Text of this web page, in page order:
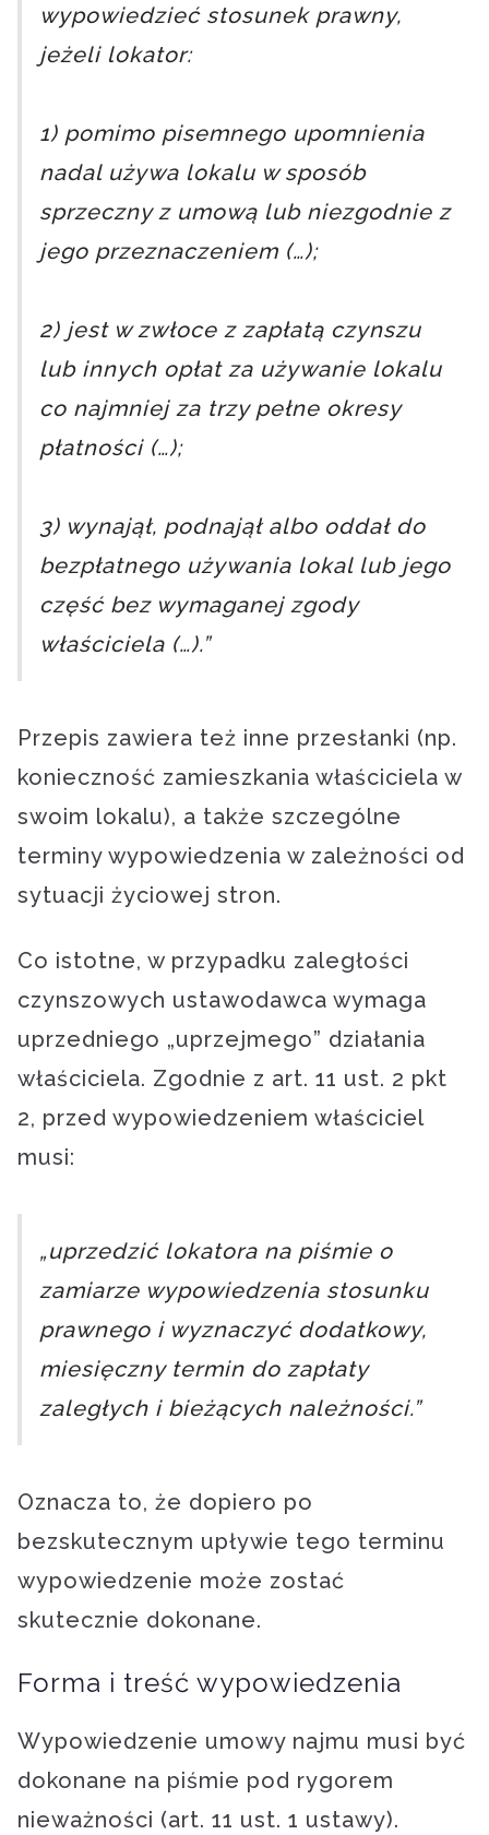
wypowiedzieć stosunek prawny,
jeżeli lokator:
1) pomimo pisemnego upomnienia
nadal używa lokalu w sposób
sprzeczny z umową lub niezgodnie z
jego przeznaczeniem (…);
2) jest w zwłoce z zapłatą czynszu
lub innych opłat za używanie lokalu
co najmniej za trzy pełne okresy
płatności (…);
3) wynajął, podnajął albo oddał do
bezpłatnego używania lokal lub jego
część bez wymaganej zgody
właściciela (…).”
Przepis zawiera też inne przesłanki (np.
konieczność zamieszkania właściciela w
swoim lokalu), a także szczególne
terminy wypowiedzenia w zależności od
sytuacji życiowej stron.
Co istotne, w przypadku zaległości
czynszowych ustawodawca wymaga
uprzedniego „uprzejmego” działania
właściciela. Zgodnie z art. 11 ust. 2 pkt
2, przed wypowiedzeniem właściciel
musi:
„uprzedzić lokatora na piśmie o
zamiarze wypowiedzenia stosunku
prawnego i wyznaczyć dodatkowy,
miesięczny termin do zapłaty
zaległych i bieżących należności.”
Oznacza to, że dopiero po
bezskutecznym upływie tego terminu
wypowiedzenie może zostać
skutecznie dokonane.
Forma i treść wypowiedzenia
Wypowiedzenie umowy najmu musi być
dokonane na piśmie pod rygorem
nieważności (art. 11 ust. 1 ustawy).